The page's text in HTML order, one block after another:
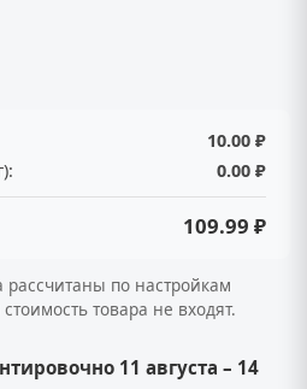
10.00 ₽
0.00 ₽
109.99 ₽
рассчитаны по настройкам
товара не входят.
11 августа – 14